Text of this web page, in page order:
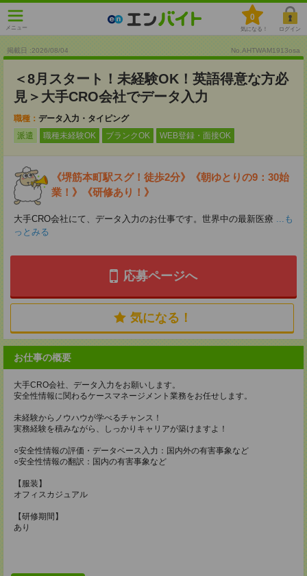
メニュー
0
気になる！ ログイン
掲載日 :2026/08/04 No.AHTWAM1913osa
＜8月スタート！未経験OK！英語得意な方必
見＞大手CRO会社でデータ入力
職種： データ入力・タイピング
派遣
職種未経験OK ブランクOK WEB登録・面接OK
《堺筋本町駅スグ！徒歩2分》《朝ゆとりの9：30始
業！》《研修あり！》
大手CRO会社にて、データ入力のお仕事です。世界中の最新医療 ...も
っとみる
応募ページへ
気になる！
お仕事の概要
大手CRO会社、データ入力をお願いします。
安全性情報に関わるケースマネージメント業務をお任せします。
未経験からノウハウが学べるチャンス！
実務経験を積みながら、しっかりキャリアが築けますよ！
○安全性情報の評価・データベース入力：国内外の有害事象など
○安全性情報の翻訳：国内の有害事象など
【服装】
オフィスカジュアル
【研修期間】
あり